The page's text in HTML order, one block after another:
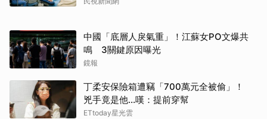
中國「底層人戾氣重」！江蘇女PO文爆共
鳴 3關鍵原因曝光
鏡報
丁柔安保險箱遭竊「700萬元全被偷」！
兇手竟是他...嘆：提前穿幫
ETtoday星光雲